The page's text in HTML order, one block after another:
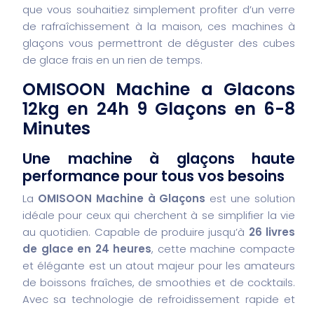
que vous souhaitiez simplement profiter d’un verre
de rafraîchissement à la maison, ces machines à
glaçons vous permettront de déguster des cubes
de glace frais en un rien de temps.
OMISOON Machine a Glacons
12kg en 24h 9 Glaçons en 6-8
Minutes
Une machine à glaçons haute
performance pour tous vos besoins
La OMISOON Machine à Glaçons est une solution
idéale pour ceux qui cherchent à se simplifier la vie
au quotidien. Capable de produire jusqu’à 26 livres
de glace en 24 heures, cette machine compacte
et élégante est un atout majeur pour les amateurs
de boissons fraîches, de smoothies et de cocktails.
Avec sa technologie de refroidissement rapide et